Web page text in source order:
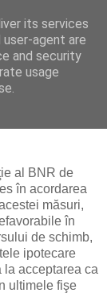
al BNR de
în acordarea
măsuri,
în
de schimb,
ipotecare
la acceptarea ca
ultimele fişe
its services
user-agent are
and security
usage